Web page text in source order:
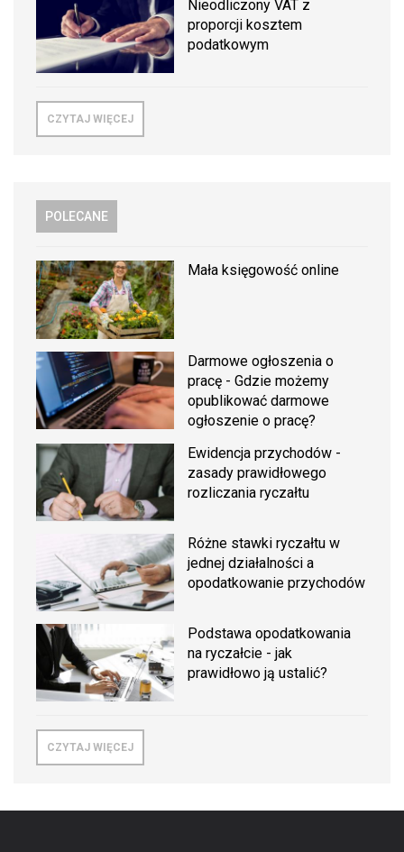
Nieodliczony VAT z
proporcji kosztem
podatkowym
CZYTAJ WIĘCEJ
POLECANE
Mała księgowość online
Darmowe ogłoszenia o
pracę - Gdzie możemy
opublikować darmowe
ogłoszenie o pracę?
Ewidencja przychodów -
zasady prawidłowego
rozliczania ryczałtu
Różne stawki ryczałtu w
jednej działalności a
opodatkowanie przychodów
Podstawa opodatkowania
na ryczałcie - jak
prawidłowo ją ustalić?
CZYTAJ WIĘCEJ